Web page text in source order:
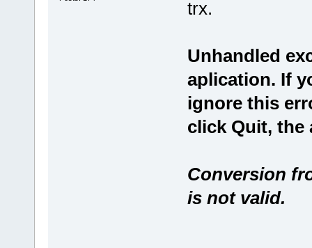
trx.
Unhandled
aplication. If
ignore this
click Quit, the
Conversion
is not valid.